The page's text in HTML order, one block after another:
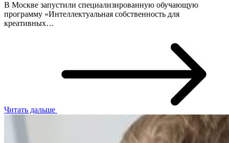
В Москве запустили специализированную обучающую
программу «Интеллектуальная собственность для
креативных…
Читать дальше